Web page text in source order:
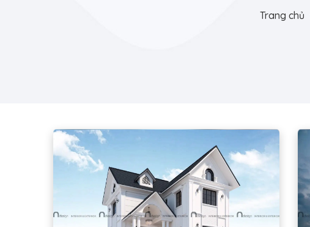
Trang chủ